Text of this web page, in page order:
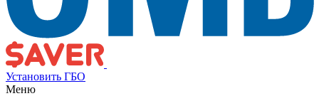
Установить ГБО
Меню